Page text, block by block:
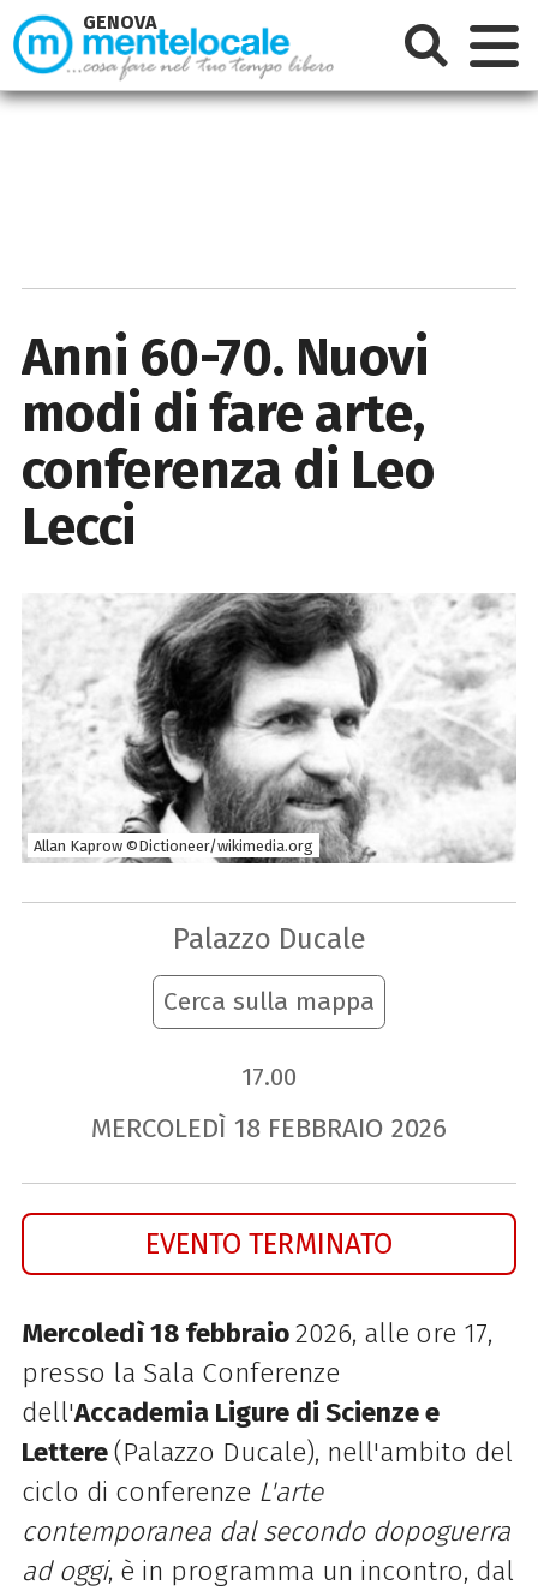
Anni 60-70. Nuovi
modi di fare arte,
conferenza di Leo
Lecci
Allan Kaprow ©Dictioneer/wikimedia.org
Palazzo Ducale
Cerca sulla mappa
17.00
MERCOLEDÌ 18 FEBBRAIO 2026
EVENTO TERMINATO
Mercoledì 18 febbraio2026, alle ore 17,
presso la Sala Conferenze
dell'Accademia Ligure di Scienze e
Lettere(Palazzo Ducale), nell'ambito del
ciclo di conferenze L'arte
contemporanea dal secondo dopoguerra
ad oggi, è in programma un incontro, dal
GENOVA